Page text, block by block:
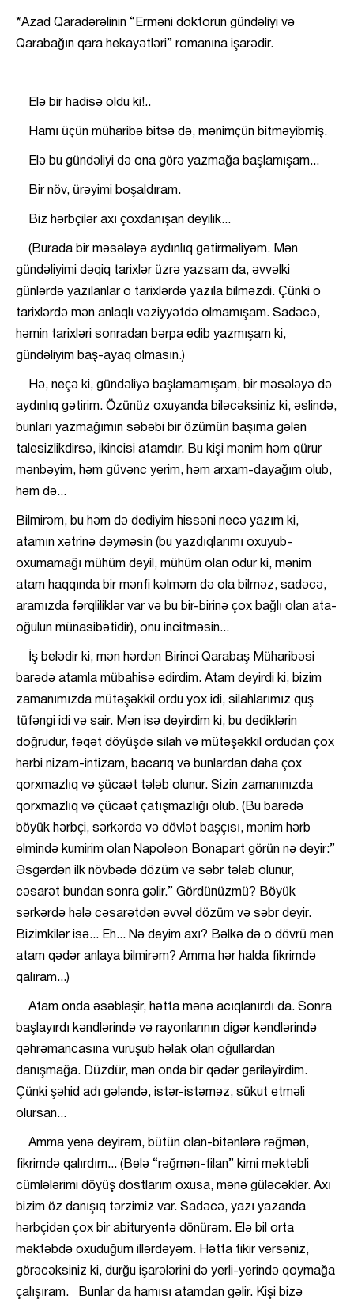
*Azad Qaradərəlinin “Erməni doktorun gündəliyi və
Qarabağın qara hekayətləri” romanına işarədir.
Elə bir hadisə oldu ki!..
Hamı üçün müharibə bitsə də, mənimçün bitməyibmiş.
Elə bu gündəliyi də ona görə yazmağa başlamışam...
Bir növ, ürəyimi boşaldıram.
Biz hərbçilər axı çoxdanışan deyilik...
(Burada bir məsələyə aydınlıq gətirməliyəm. Mən
gündəliyimi dəqiq tarixlər üzrə yazsam da, əvvəlki
günlərdə yazılanlar o tarixlərdə yazıla bilməzdi. Çünki o
tarixlərdə mən anlaqlı vəziyyətdə olmamışam. Sadəcə,
həmin tarixləri sonradan bərpa edib yazmışam ki,
gündəliyim baş-ayaq olmasın.)
Hə, neçə ki, gündəliyə başlamamışam, bir məsələyə də
aydınlıq gətirim. Özünüz oxuyanda biləcəksiniz ki, əslində,
bunları yazmağımın səbəbi bir özümün başıma gələn
talesizlikdirsə, ikincisi atamdır. Bu kişi mənim həm qürur
mənbəyim, həm güvənc yerim, həm arxam-dayağım olub,
həm də...
Bilmirəm, bu həm də dediyim hissəni necə yazım ki,
atamın xətrinə dəyməsin (bu yazdıqlarımı oxuyub-
oxumamağı mühüm deyil, mühüm olan odur ki, mənim
atam haqqında bir mənfi kəlməm də ola bilməz, sadəcə,
aramızda fərqliliklər var və bu bir-birinə çox bağlı olan ata-
oğulun münasibətidir), onu incitməsin...
İş belədir ki, mən hərdən Birinci Qarabaş Müharibəsi
barədə atamla mübahisə edirdim. Atam deyirdi ki, bizim
zamanımızda mütəşəkkil ordu yox idi, silahlarımız quş
tüfəngi idi və sair. Mən isə deyirdim ki, bu dediklərin
doğrudur, fəqət döyüşdə silah və mütəşəkkil ordudan çox
hərbi nizam-intizam, bacarıq və bunlardan daha çox
qorxmazlıq və şücaət tələb olunur. Sizin zamanınızda
qorxmazlıq və çücaət çatışmazlığı olub. (Bu barədə
böyük hərbçi, sərkərdə və dövlət başçısı, mənim hərb
elmində kumirim olan Napoleon Bonapart görün nə deyir:”
Əsgərdən ilk növbədə dözüm və səbr tələb olunur,
cəsarət bundan sonra gəlir.” Gördünüzmü? Böyük
sərkərdə hələ cəsarətdən əvvəl dözüm və səbr deyir.
Bizimkilər isə... Eh... Nə deyim axı? Bəlkə də o dövrü mən
atam qədər anlaya bilmirəm? Amma hər halda fikrimdə
qalıram...)
Atam onda əsəbləşir, hətta mənə acıqlanırdı da. Sonra
başlayırdı kəndlərində və rayonlarının digər kəndlərində
qəhrəmancasına vuruşub həlak olan oğullardan
danışmağa. Düzdür, mən onda bir qədər geriləyirdim.
Çünki şəhid adı gələndə, istər-istəməz, sükut etməli
olursan...
Amma yenə deyirəm, bütün olan-bitənlərə rəğmən,
fikrimdə qalırdım... (Belə “rəğmən-filan” kimi məktəbli
cümlələrimi döyüş dostlarım oxusa, mənə güləcəklər. Axı
bizim öz danışıq tərzimiz var. Sadəcə, yazı yazanda
hərbçidən çox bir abituryentə dönürəm. Elə bil orta
məktəbdə oxuduğum illərdəyəm. Hətta fikir versəniz,
görəcəksiniz ki, durğu işarələrini də yerli-yerində qoymağa
çalışıram. Bunlar da hamısı atamdan gəlir. Kişi bizə